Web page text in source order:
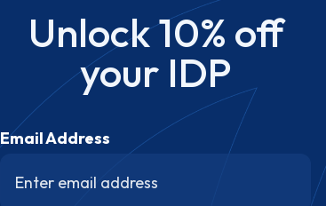
Unlock 10% off
your IDP
Email Address